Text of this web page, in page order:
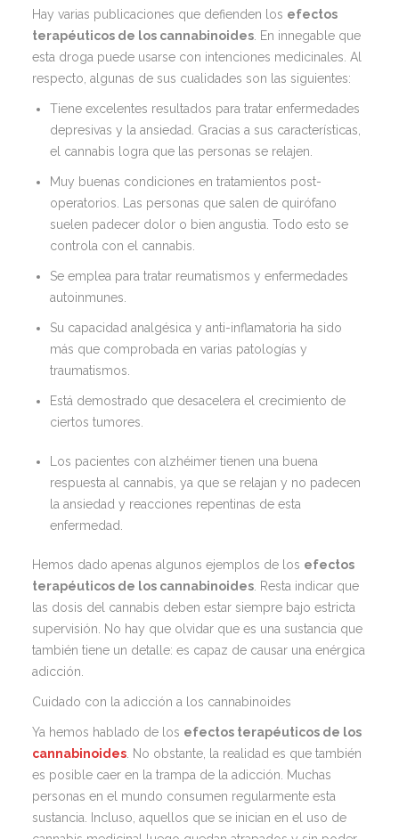
Hay varias publicaciones que defienden los efectos
terapéuticos de los cannabinoides. En innegable que
esta droga puede usarse con intenciones medicinales. Al
respecto, algunas de sus cualidades son las siguientes:
Tiene excelentes resultados para tratar enfermedades
depresivas y la ansiedad. Gracias a sus características,
el cannabis logra que las personas se relajen.
Muy buenas condiciones en tratamientos post-
operatorios. Las personas que salen de quirófano
suelen padecer dolor o bien angustia. Todo esto se
controla con el cannabis.
Se emplea para tratar reumatismos y enfermedades
autoinmunes.
Su capacidad analgésica y anti-inflamatoria ha sido
más que comprobada en varias patologías y
traumatismos.
Está demostrado que desacelera el crecimiento de
ciertos tumores.
Los pacientes con alzhéimer tienen una buena
respuesta al cannabis, ya que se relajan y no padecen
la ansiedad y reacciones repentinas de esta
enfermedad.
Hemos dado apenas algunos ejemplos de los efectos
terapéuticos de los cannabinoides. Resta indicar que
las dosis del cannabis deben estar siempre bajo estricta
supervisión. No hay que olvidar que es una sustancia que
también tiene un detalle: es capaz de causar una enérgica
adicción.
Cuidado con la adicción a los cannabinoides
Ya hemos hablado de los efectos terapéuticos de los
cannabinoides. No obstante, la realidad es que también
es posible caer en la trampa de la adicción. Muchas
personas en el mundo consumen regularmente esta
sustancia. Incluso, aquellos que se inician en el uso de